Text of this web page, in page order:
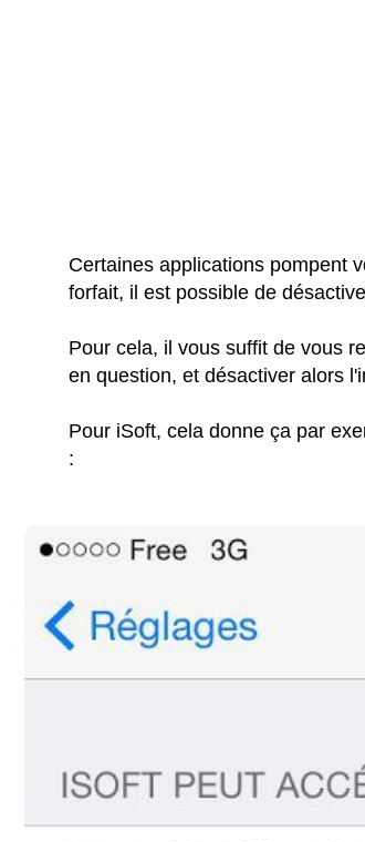
Certaines applications pompent
forfait, il est possible de
Pour cela, il vous suffit de vous
en question, et désactiver alors
Pour iSoft, cela donne ça par
: